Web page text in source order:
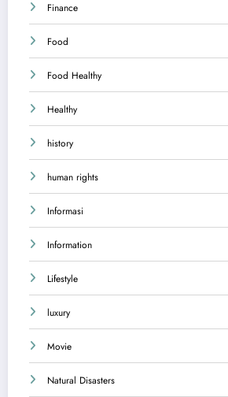
Finance
Food
Food Healthy
Healthy
history
human rights
Informasi
Information
Lifestyle
luxury
Movie
Natural Disasters